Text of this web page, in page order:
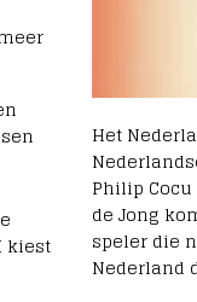
Het
Philip
de Jong
speler die
Nederland
kiest